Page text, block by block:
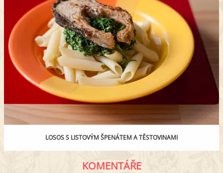
LOSOS S LISTOVÝM ŠPENÁTEM A TĚSTOVINAMI
KOMENTÁŘE